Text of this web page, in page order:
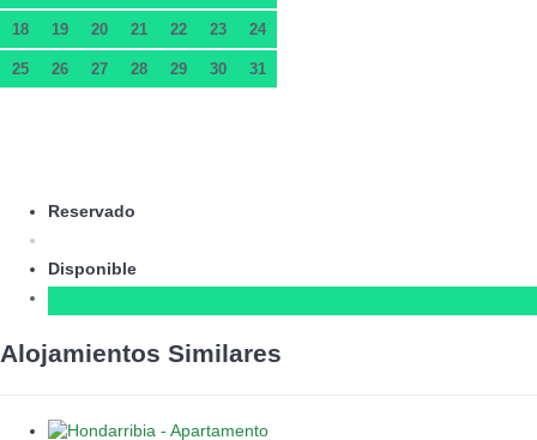
18 19 20 21 22 23 24
25 26 27 28 29 30 31
Reservado
Disponible
Alojamientos Similares